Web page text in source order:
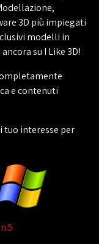
3D più impiegati
modelli in
su I Like 3D!
e contenuti
tuo interesse per